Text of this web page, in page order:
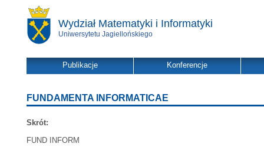
Wydział Matematyki i Informatyki
Uniwersytetu Jagiellońskiego
Publikacje Konferencje
FUNDAMENTA INFORMATICAE
Skrót:
FUND INFORM